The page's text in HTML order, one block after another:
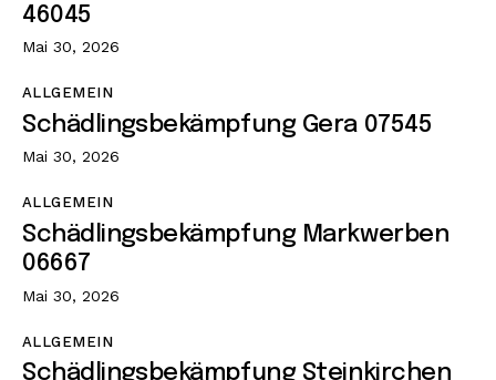
46045
Mai 30, 2026
ALLGEMEIN
Schädlingsbekämpfung Gera 07545
Mai 30, 2026
ALLGEMEIN
Schädlingsbekämpfung Markwerben
06667
Mai 30, 2026
ALLGEMEIN
Schädlingsbekämpfung Steinkirchen